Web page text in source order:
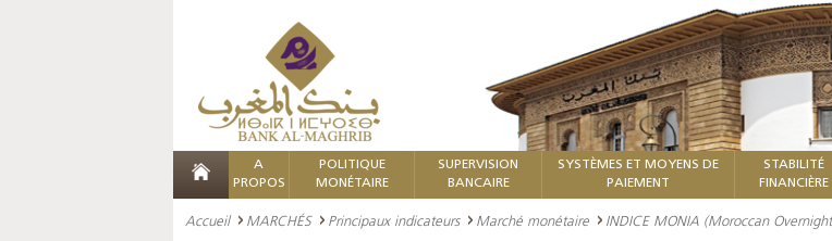
A
PROPOS
POLITIQUE
MONÉTAIRE
SUPERVISION
BANCAIRE
SYSTÈMES ET MOYENS DE
PAIEMENT
STABILITÉ
FINANCIÈRE
Accueil MARCHÉS Principaux indicateurs Marché monétaire INDICE MONIA (Moroccan